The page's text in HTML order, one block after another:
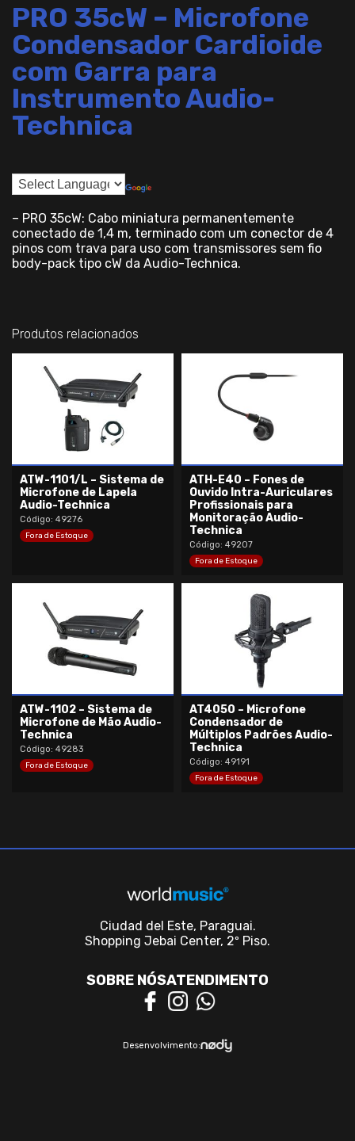
PRO 35cW – Microfone
Condensador Cardioide
com Garra para
Instrumento Audio-
Technica
– PRO 35cW: Cabo miniatura permanentemente
conectado de 1,4 m, terminado com um conector de 4
pinos com trava para uso com transmissores sem fio
body-pack tipo cW da Audio-Technica.
Produtos relacionados
ATW-1101/L – Sistema de
Microfone de Lapela
Audio-Technica
Código: 49276
Fora de Estoque
ATH-E40 – Fones de
Ouvido Intra-Auriculares
Profissionais para
Monitoração Audio-
Technica
Código: 49207
Fora de Estoque
ATW-1102 – Sistema de
Microfone de Mão Audio-
Technica
Código: 49283
Fora de Estoque
AT4050 – Microfone
Condensador de
Múltiplos Padrões Audio-
Technica
Código: 49191
Fora de Estoque
Ciudad del Este, Paraguai.
Shopping Jebai Center, 2º Piso.
SOBRE NÓSATENDIMENTO
Desenvolvimento: